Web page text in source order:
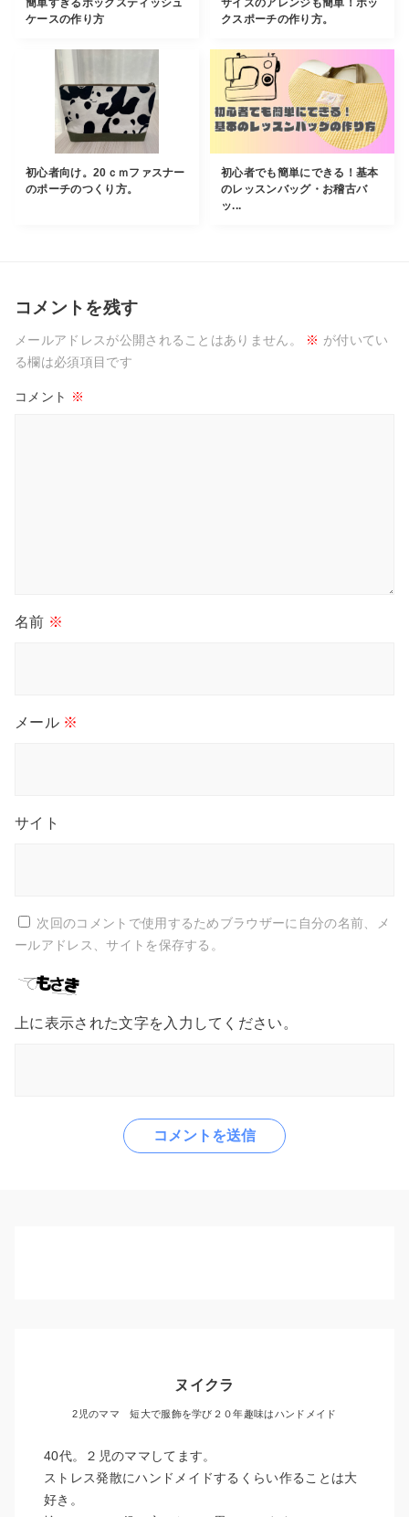
簡単すぎるボックスティッシュ
ケースの作り方
サイズのアレンジも簡単！ボッ
クスポーチの作り方。
初心者向け。20ｃｍファスナー
のポーチのつくり方。
初心者でも簡単にできる！基本
のレッスンバッグ・お稽古バ
ッ...
コメントを残す
メールアドレスが公開されることはありません。 ※ が付いてい
る欄は必須項目です
コメント ※
名前 ※
メール ※
サイト
次回のコメントで使用するためブラウザーに自分の名前、メ
ールアドレス、サイトを保存する。
上に表示された文字を入力してください。
ヌイクラ
2児のママ 短大で服飾を学び２０年趣味はハンドメイド
40代。２児のママしてます。
ストレス発散にハンドメイドするくらい作ることは大
好き。